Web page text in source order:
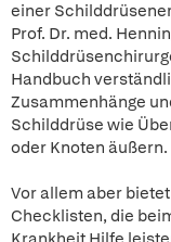
einer
Prof. Dr. med.
Handbuch
Zusammenhänge
Schilddrüse wie
oder Knoten äußern.
Vor allem aber
Checklisten, die